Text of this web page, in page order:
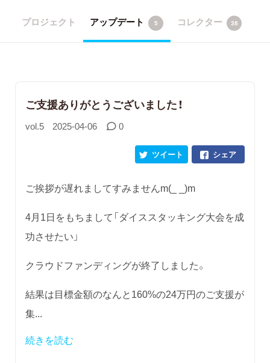
プロジェクト アップデート 5 コレクター 38
ご支援ありがとうございました！
vol.5 2025-04-06 0
シェア
ツイート
ご挨拶が遅れましてすみませんm(_ _)m
4月1日をもちまして「ダイススタッキング大会を成
功させたい」
クラウドファンディングが終了しました。
結果は目標金額のなんと160%の24万円のご支援が
集...
続きを読む